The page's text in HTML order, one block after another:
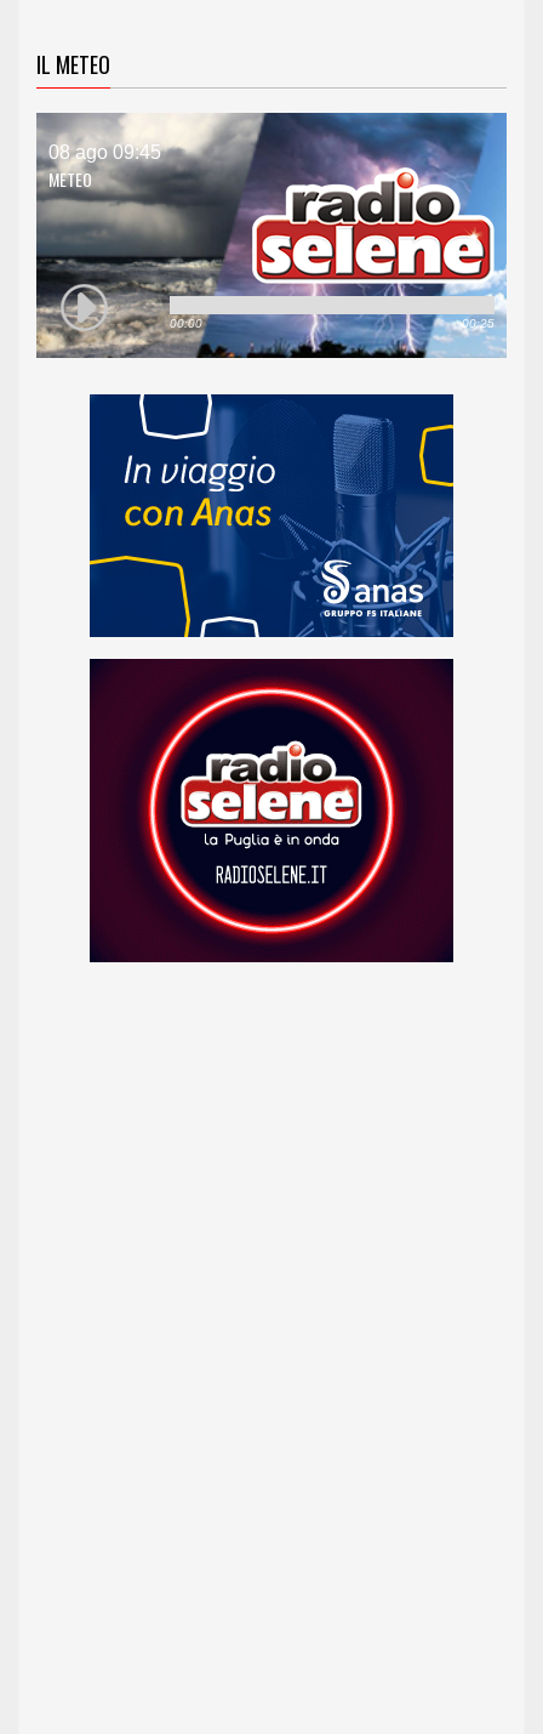
IL METEO
08 ago 09:45
METEO
00:00 00:25